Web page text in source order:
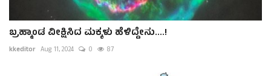
ಬ್ರಹ್ಮಾಂಡ ವೀಕ್ಷಿಸಿದ ಮಕ್ಕಳು ಹೆಳಿದ್ದೇನು....!
kkeditor Aug 11, 2024 0 87